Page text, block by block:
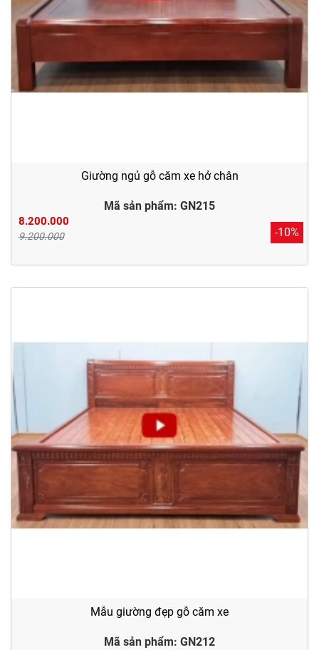
Giường ngủ gỗ căm xe hở chân
Mã sản phẩm: GN215
8.200.000
9.200.000 -10%
Mẫu giường đẹp gỗ căm xe
Mã sản phẩm: GN212